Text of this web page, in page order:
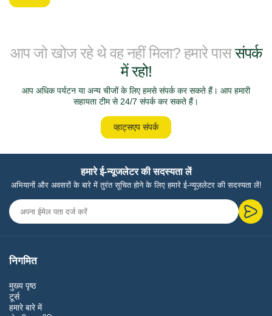
आप जो खोज रहे थे वह नहीं मिला? हमारे पाससंपर्क
में रहो!
आप अधिक पर्यटन या अन्य चीजों के लिए हमसे संपर्क कर सकते हैं। आप हमारी
सहायता टीम से 24/7 संपर्क कर सकते हैं।
व्हाट्सएप संपर्क
हमारे ई-न्यूजलेटर की सदस्यता लें
अभियानों और अवसरों के बारे में तुरंत सूचित होने के लिए हमारे ई-न्यूज़लेटर की सदस्यता लें!
निगमित
मुख्य पृष्ठ
टूर्स
हमारे बारे में